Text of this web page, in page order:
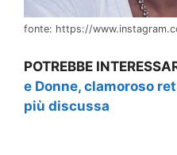
fonte: https://
POTREBBE
e Donne, clamoroso
più discussa